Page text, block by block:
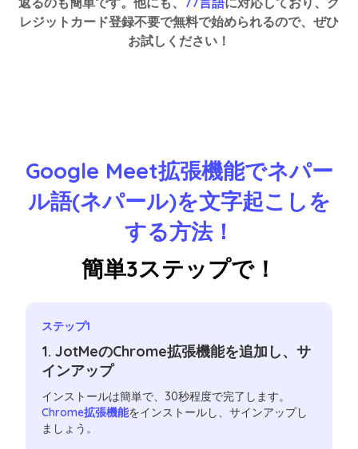
レジットカード登録不要で無料で始められるので、ぜひ
お試しください！
Google Meet拡張機能でネパー
ル語(ネパール)を文字起こしを
する方法！
簡単3ステップで！
ステップ1
1. JotMeのChrome拡張機能を追加し、サ
インアップ
インストールは簡単で、30秒程度で完了します。
Chrome拡張機能をインストールし、サインアップし
ましょう。